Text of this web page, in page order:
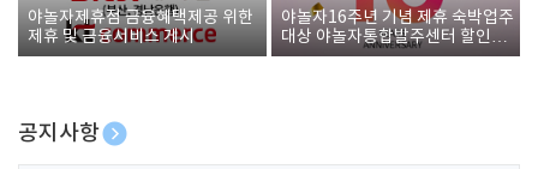
야놀자제휴점 금융혜택제공 위한
제휴 및 금융서비스 게시
야놀자16주년 기념 제휴 숙박업주
대상 야놀자통합발주센터 할인쿠
폰 증정
공지사항
[호텔업] 개인정보 처리방침 개정본1 (19.09.02)